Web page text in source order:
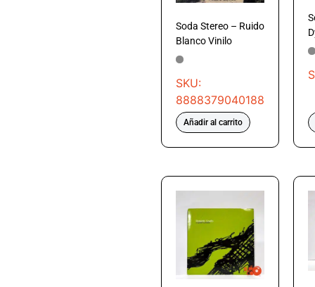
Soda Stereo – Ruido
Blanco Vinilo
SKU:
8888379040188
Añadir al carrito